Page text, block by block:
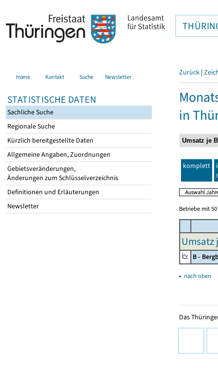
Home Kontakt Suche Newsletter
STATISTISCHE DATEN
Sachliche Suche
Regionale Suche
Kürzlich bereitgestellte Daten
Allgemeine Angaben, Zuordnungen
Gebietsveränderungen,
Änderungen zum Schlüsselverzeichnis
Definitionen und Erläuterungen
Newsletter
Zurück |
in
komplett
Betriebe mit
Umsatz
B -
▴ nach oben
Das